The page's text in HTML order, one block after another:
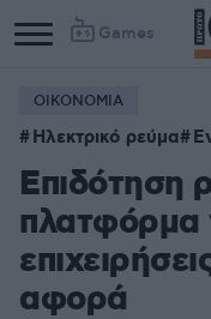
Games
ΟΙΚΟΝΟΜΙΑ
Ηλεκτρικό ρεύμα
Επιδότηση
πλατφόρμα
αφορά